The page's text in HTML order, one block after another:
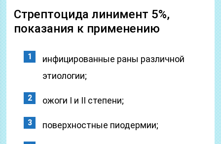
Стрептоцида линимент 5%,
показания к применению
инфицированные раны различной
этиологии;
ожоги I и II степени;
поверхностные пиодермии;